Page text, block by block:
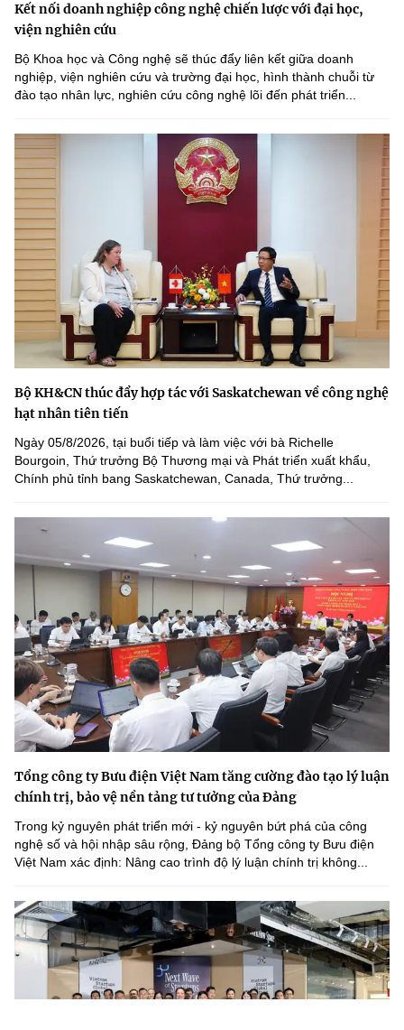
Kết nối doanh nghiệp công nghệ chiến lược với đại học,
viện nghiên cứu
Bộ Khoa học và Công nghệ sẽ thúc đẩy liên kết giữa doanh
nghiệp, viện nghiên cứu và trường đại học, hình thành chuỗi từ
đào tạo nhân lực, nghiên cứu công nghệ lõi đến phát triển...
Bộ KH&CN thúc đẩy hợp tác với Saskatchewan về công nghệ
hạt nhân tiên tiến
Ngày 05/8/2026, tại buổi tiếp và làm việc với bà Richelle
Bourgoin, Thứ trưởng Bộ Thương mại và Phát triển xuất khẩu,
Chính phủ tỉnh bang Saskatchewan, Canada, Thứ trưởng...
Tổng công ty Bưu điện Việt Nam tăng cường đào tạo lý luận
chính trị, bảo vệ nền tảng tư tưởng của Đảng
Trong kỷ nguyên phát triển mới - kỷ nguyên bứt phá của công
nghệ số và hội nhập sâu rộng, Đảng bộ Tổng công ty Bưu điện
Việt Nam xác định: Nâng cao trình độ lý luận chính trị không...